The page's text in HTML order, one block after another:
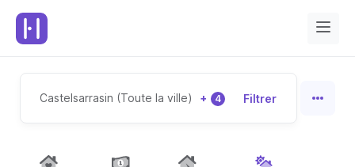
Castelsarrasin (Toute la ville) + 4 Filtrer